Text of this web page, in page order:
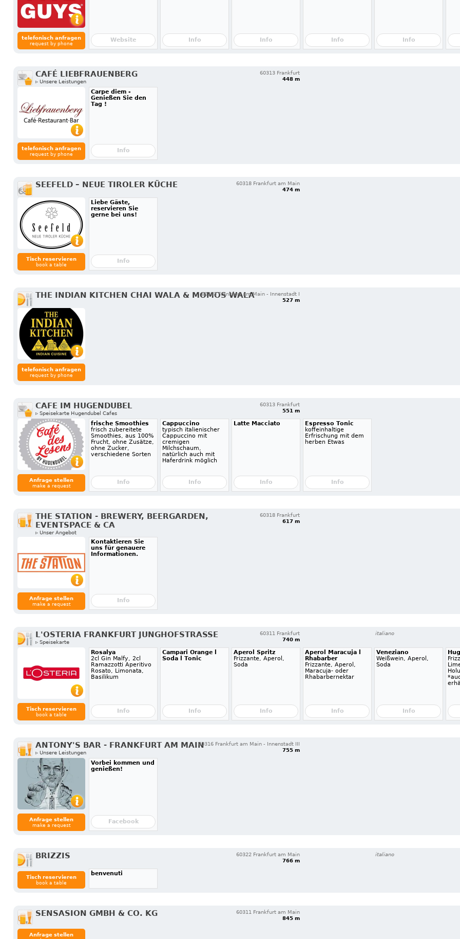
telefonisch anfragen
request by phone
Website Info Info Info Info
CAFÉ LIEBFRAUENBERG
▹ Unsere Leistungen
60313 Frankfurt
448 m
telefonisch anfragen
request by phone
Carpe diem -
Genießen Sie den
Tag !
Info
SEEFELD – NEUE TIROLER KÜCHE
60318 Frankfurt am Main
474 m
Tisch reservieren
book a table
Liebe Gäste,
reservieren Sie
gerne bei uns!
Info
THE INDIAN KITCHEN CHAI WALA & MOMOS WALA
60313 Frankfurt am Main - Innenstadt I
527 m
telefonisch anfragen
request by phone
CAFE IM HUGENDUBEL
▹ Speisekarte Hugendubel Cafes
60313 Frankfurt
551 m
Anfrage stellen
make a request
frische Smoothies
frisch zubereitete
Smoothies, aus 100%
Frucht, ohne Zusätze,
ohne Zucker,
verschiedene Sorten
Info
Cappuccino
typisch italienischer
Cappuccino mit
cremigen
Milchschaum,
natürlich auch mit
Haferdrink möglich
Info
Latte Macciato
Info
Espresso Tonic
koffeinhaltige
Erfrischung mit dem
herben Etwas
Info
THE STATION - BREWERY, BEERGARDEN,
EVENTSPACE & CA
▹ Unser Angebot
60318 Frankfurt
617 m
Anfrage stellen
make a request
Kontaktieren Sie
uns für genauere
Informationen.
Info
L'OSTERIA FRANKFURT JUNGHOFSTRASSE
▹ Speisekarte
60311 Frankfurt
740 m
italiano
Tisch reservieren
book a table
Rosalya
2cl Gin Malfy, 2cl
Ramazzotti Aperitivo
Rosato, Limonata,
Basilikum
Info
Campari Orange l
Soda l Tonic
Info
Aperol Spritz
Frizzante, Aperol,
Soda
Info
Aperol Maracuja l
Rhabarber
Frizzante, Aperol,
Maracuja- oder
Rhabarbernektar
Info
Veneziano
Weißwein, Aperol,
Soda
Info
ANTONY'S BAR - FRANKFURT AM MAIN
▹ Unsere Leistungen
60316 Frankfurt am Main - Innenstadt III
755 m
Anfrage stellen
make a request
Vorbei kommen und
genießen!
Facebook
BRIZZIS
60322 Frankfurt am Main
766 m
italiano
Tisch reservieren
book a table
benvenuti
SENSASION GMBH & CO. KG
60311 Frankfurt am Main
845 m
Anfrage stellen